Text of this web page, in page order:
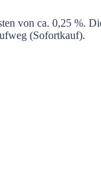
von ca. 0,25 %.
(Sofortkauf).